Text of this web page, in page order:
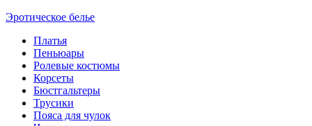
Эротическое белье
Платья
Пеньюары
Ролевые костюмы
Корсеты
Бюстгальтеры
Трусики
Пояса для чулок